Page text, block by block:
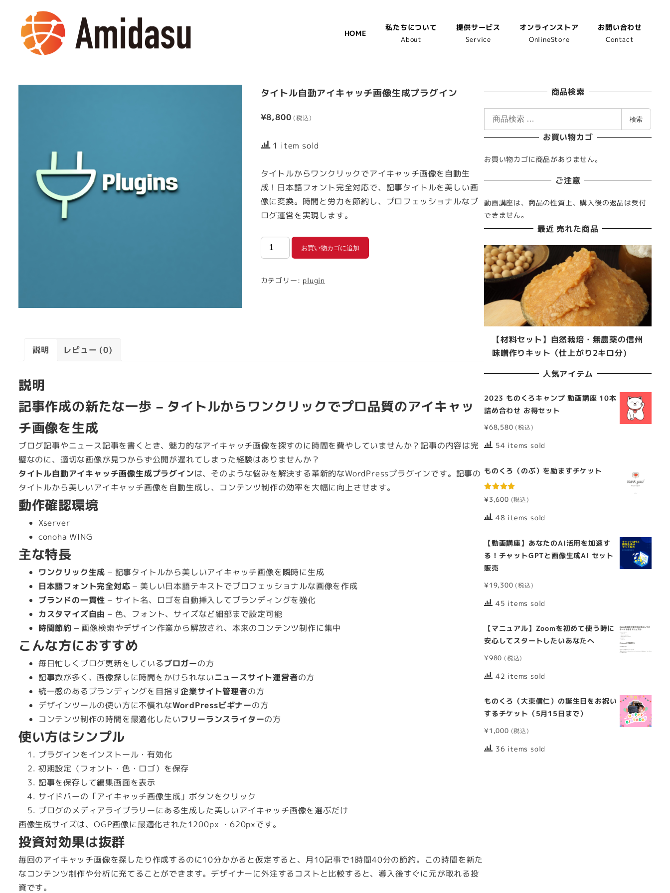
HOME
私たちについて
About
提供サービス
Service
オンラインストア
OnlineStore
お問い合わせ
Contact
タイトル自動アイキャッチ画像生成プラグイン
¥8,800
1 item sold
タイトルからワンクリックでアイキャッチ画像を自動生
成！日本語フォント完全対応で、記事タイトルを美しい画
像に変換。時間と労力を節約し、プロフェッショナルなブ
ログ運営を実現します。
イ
ル
画
成
プ
ラ
グ
お買い物カゴに追加
カテゴリー: plugin
説明 レビュー (0)
説明
記事作成の新たな一歩 – タイトルからワンクリックでプロ品質のアイキャッ
チ画像を生成
ブログ記事やニュース記事を書くとき、魅力的なアイキャッチ画像を探すのに時間を費やしていませんか？記事の内容は完
璧なのに、適切な画像が見つからず公開が遅れてしまった経験はありませんか？
タイトル自動アイキャッチ画像生成プラグインは、そのような悩みを解決する革新的なWordPressプラグインです。記事の
タイトルから美しいアイキャッチ画像を自動生成し、コンテンツ制作の効率を大幅に向上させます。
動作確認環境
Xserver
conoha WING
主な特長
ワンクリック生成 – 記事タイトルから美しいアイキャッチ画像を瞬時に生成
日本語フォント完全対応 – 美しい日本語テキストでプロフェッショナルな画像を作成
ブランドの一貫性 – サイト名、ロゴを自動挿入してブランディングを強化
カスタマイズ自由 – 色、フォント、サイズなど細部まで設定可能
時間節約 – 画像検索やデザイン作業から解放され、本来のコンテンツ制作に集中
こんな方におすすめ
毎日忙しくブログ更新をしているブロガーの方
記事数が多く、画像探しに時間をかけられないニュースサイト運営者の方
統一感のあるブランディングを目指す企業サイト管理者の方
デザインツールの使い方に不慣れなWordPressビギナーの方
コンテンツ制作の時間を最適化したいフリーランスライターの方
使い方はシンプル
プラグインをインストール・有効化
初期設定（フォント・色・ロゴ）を保存
記事を保存して編集画面を表示
サイドバーの「アイキャッチ画像生成」ボタンをクリック
ブログのメディアライブラリーにある生成した美しいアイキャッチ画像を選ぶだけ
画像生成サイズは、OGP画像に最適化された1200px ・620pxです。
投資対効果は抜群
毎回のアイキャッチ画像を探したり作成するのに10分かかると仮定すると、月10記事で1時間40分の節約。この時間を新た
なコンテンツ制作や分析に充てることができます。デザイナーに外注するコストと比較すると、導入後すぐに元が取れる投
資です。
商品検索
対
:
検索
お買い物カゴ
お買い物カゴに商品がありません。
ご注意
動画講座は、商品の性質上、購入後の返品は受付
できません。
最近 売れた商品
【材料セット】自然栽培・無農薬の信州
味噌作りキット（仕上がり2キロ分)
人気アイテム
2023 ものくろキャンプ 動画講座 10本
詰め合わせ お得セット
¥68,580
54 items sold
ものくろ（のぶ）を励ますチケット
5段階中
5.00の評価
¥3,600
48 items sold
【動画講座】あなたのAI活用を加速す
る！チャットGPTと画像生成AI セット
販売
¥19,300
45 items sold
【マニュアル】Zoomを初めて使う時に
安心してスタートしたいあなたへ
¥980
42 items sold
ものくろ（大東信仁）の誕生日をお祝い
するチケット（5月15日まで）
¥1,000
36 items sold